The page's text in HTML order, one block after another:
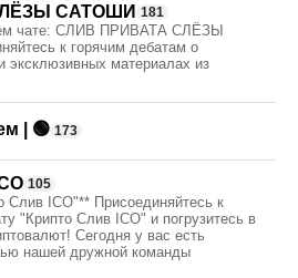
САТОШИ 181
чате: СЛИВ ПРИВАТА СЛЁЗЫ
к горячим дебатам о
эксклюзивных материалах из
| 🟢 173
105
Слив ICO"** Присоединяйтесь к
"Крипто Слив ICO" и погрузитесь в
Сегодня у вас есть
нашей дружной команды